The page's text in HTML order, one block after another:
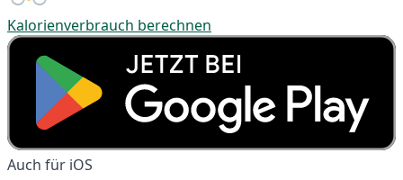
Kalorienverbrauch berechnen
Auch für iOS